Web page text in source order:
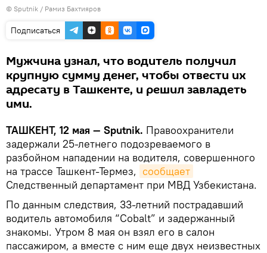
© Sputnik / Рамиз Бахтияров
Подписаться
Мужчина узнал, что водитель получил
крупную сумму денег, чтобы отвести их
адресату в Ташкенте, и решил завладеть
ими.
ТАШКЕНТ, 12 мая — Sputnik. Правоохранители
задержали 25-летнего подозреваемого в
разбойном нападении на водителя, совершенного
на трассе Ташкент-Термез, сообщает
Следственный департамент при МВД Узбекистана.
По данным следствия, 33-летний пострадавший
водитель автомобиля “Cobalt” и задержанный
знакомы. Утром 8 мая он взял его в салон
пассажиром, а вместе с ним еще двух неизвестных